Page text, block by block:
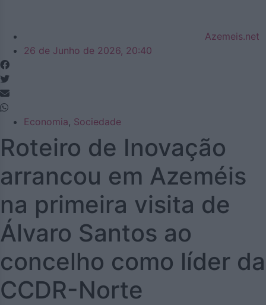
Azemeis.net
26 de Junho de 2026, 20:40
Economia, Sociedade
Roteiro de Inovação
arrancou em Azeméis
na primeira visita de
Álvaro Santos ao
concelho como líder da
CCDR-Norte